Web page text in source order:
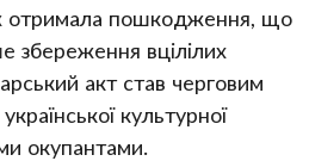
отримала пошкодження, що
збереження вцілілих
акт став черговим
культурної
окупантами.